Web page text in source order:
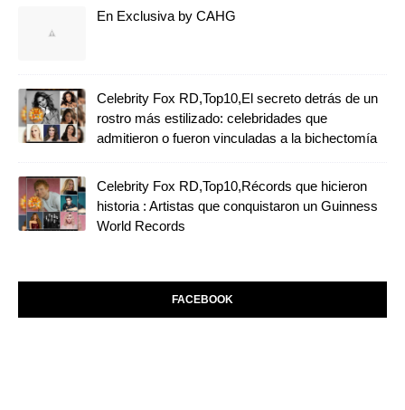
En Exclusiva by CAHG
Celebrity Fox RD,Top10,El secreto detrás de un
rostro más estilizado: celebridades que
admitieron o fueron vinculadas a la bichectomía
Celebrity Fox RD,Top10,Récords que hicieron
historia : Artistas que conquistaron un Guinness
World Records
FACEBOOK